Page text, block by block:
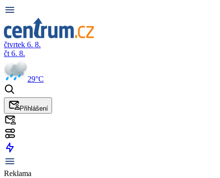
čtvrtek 6. 8.
čt 6. 8.
29°C
Přihlášení
Reklama